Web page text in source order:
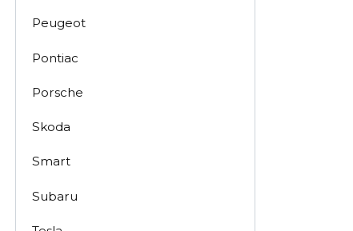
Peugeot
Pontiac
Porsche
Skoda
Smart
Subaru